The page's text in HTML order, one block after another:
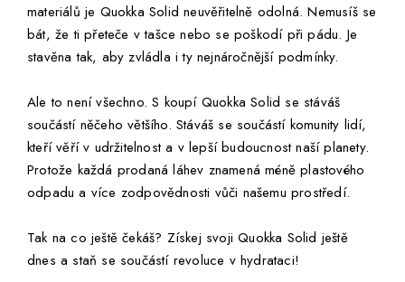
materiálů je Quokka Solid neuvěřitelně odolná. Nemusíš se
bát, že ti přeteče v tašce nebo se poškodí při pádu. Je
stavěna tak, aby zvládla i ty nejnáročnější podmínky.
Ale to není všechno. S koupí Quokka Solid se stáváš
součástí něčeho většího. Stáváš se součástí komunity lidí,
kteří věří v udržitelnost a v lepší budoucnost naší planety.
Protože každá prodaná láhev znamená méně plastového
odpadu a více zodpovědnosti vůči našemu prostředí.
Tak na co ještě čekáš? Získej svoji Quokka Solid ještě
dnes a staň se součástí revoluce v hydrataci!